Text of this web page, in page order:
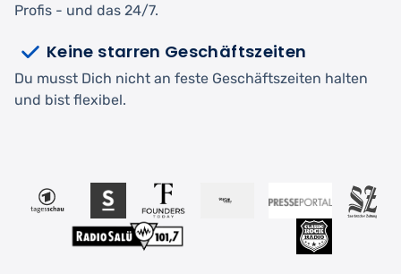
Profis - und das 24/7.
Keine starren Geschäftszeiten
Du musst Dich nicht an feste Geschäftszeiten halten
und bist flexibel.